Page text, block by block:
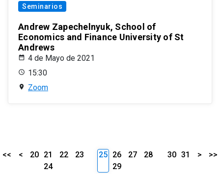
Seminarios
Andrew Zapechelnyuk, School of
Economics and Finance University of St
Andrews
4 de Mayo de 2021
15:30
Zoom
<< < 20 21 22
23
24
25 26 27
28
29
30 31 > >>